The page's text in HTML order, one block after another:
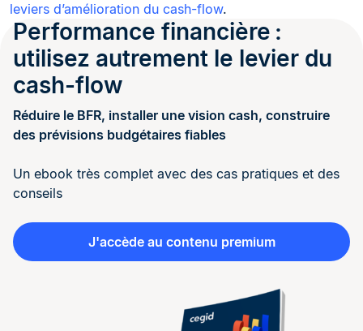
leviers d’amélioration du cash-flow.
Performance financière :
utilisez autrement le levier du
cash-flow
Réduire le BFR, installer une vision cash, construire
des prévisions budgétaires fiables
Un ebook très complet avec des cas pratiques et des
conseils
J'accède au contenu premium